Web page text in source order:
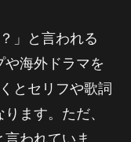
」と言われる
や海外ドラマを
とセリフや歌詞
ます。ただ、
われていま